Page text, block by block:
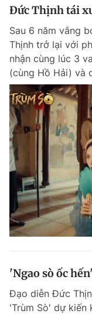
Đức Thịnh tái
Sau 6 năm vắng
Thịnh trở lại với
nhận cùng lúc 3
(cùng Hồ Hải) và
'Ngao sò ốc
Đạo diễn Đức
'Trùm Sò' dự kiến